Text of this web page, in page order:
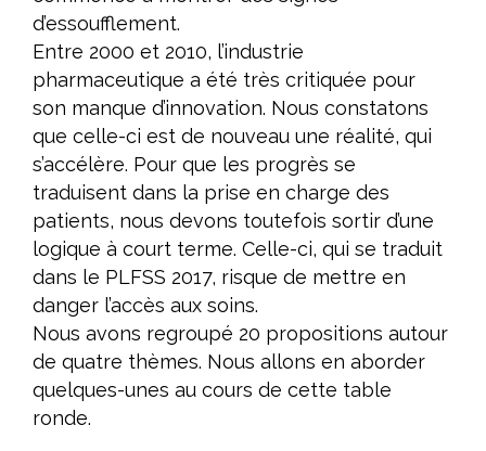
d’essoufflement.
Entre 2000 et 2010, l’industrie
pharmaceutique a été très critiquée pour
son manque d’innovation. Nous constatons
que celle-ci est de nouveau une réalité, qui
s’accélère. Pour que les progrès se
traduisent dans la prise en charge des
patients, nous devons toutefois sortir d’une
logique à court terme. Celle-ci, qui se traduit
dans le PLFSS 2017, risque de mettre en
danger l’accès aux soins.
Nous avons regroupé 20 propositions autour
de quatre thèmes. Nous allons en aborder
quelques-unes au cours de cette table
ronde.